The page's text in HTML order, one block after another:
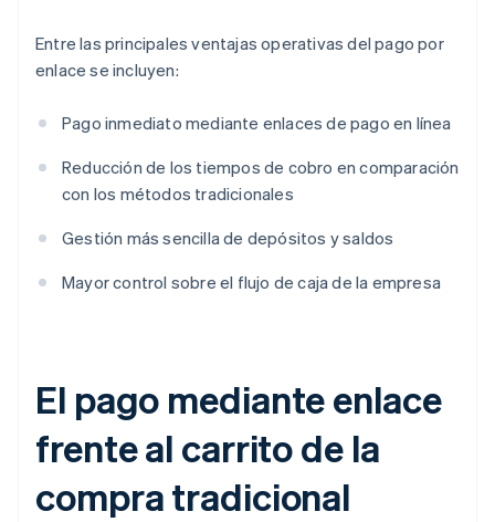
Entre las principales ventajas operativas del pago por
enlace se incluyen:
Pago inmediato mediante enlaces de pago en línea
Reducción de los tiempos de cobro en comparación
con los métodos tradicionales
Gestión más sencilla de depósitos y saldos
Mayor control sobre el flujo de caja de la empresa
El pago mediante enlace
frente al carrito de la
compra tradicional